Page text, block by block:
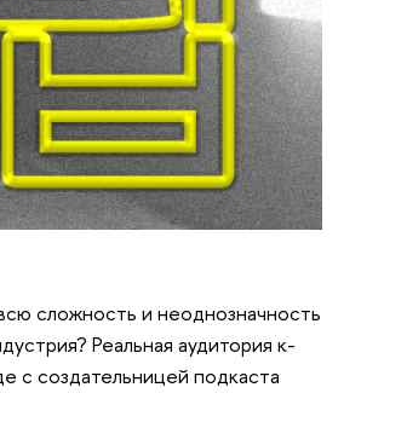
сложность и неоднозначность
Реальная аудитория к-
с создательницей подкаста